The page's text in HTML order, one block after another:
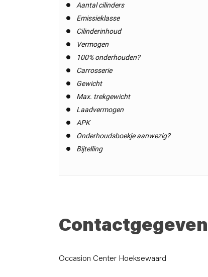
Aantal cilinders
Emissieklasse
Cilinderinhoud
Vermogen
100% onderhouden?
Carrosserie
Gewicht
Max. trekgewicht
Laadvermogen
APK
Onderhoudsboekje aanwezig?
Bijtelling
Occasion Center Hoeksewaard